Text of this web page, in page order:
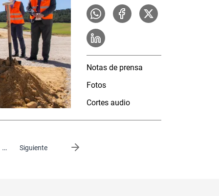
Notas de prensa
Fotos
Cortes audio
… Siguiente
página